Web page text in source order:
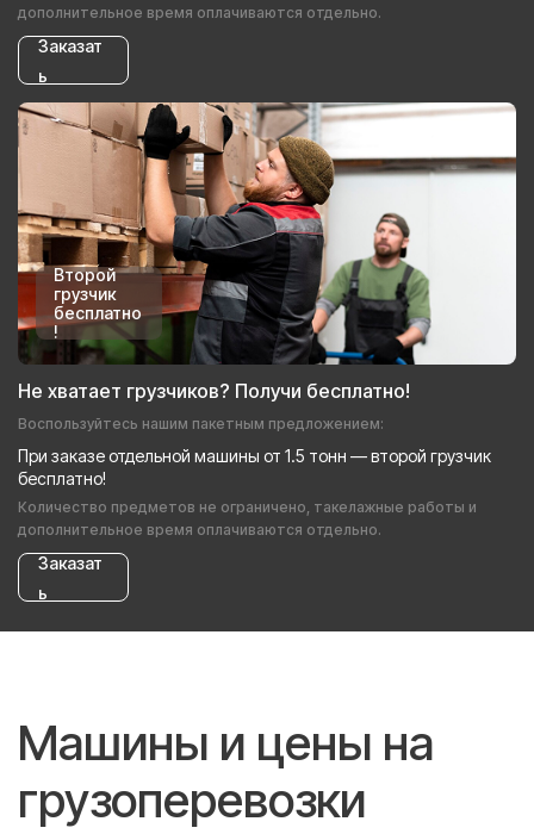
дополнительное время оплачиваются отдельно.
Заказат
ь
Второй
грузчик
бесплатно
!
Не хватает грузчиков? Получи бесплатно!
Воспользуйтесь нашим пакетным предложением:
При заказе отдельной машины от 1.5 тонн — второй грузчик
бесплатно!
Количество предметов не ограничено, такелажные работы и
дополнительное время оплачиваются отдельно.
Заказат
ь
Машины и цены на
грузоперевозки